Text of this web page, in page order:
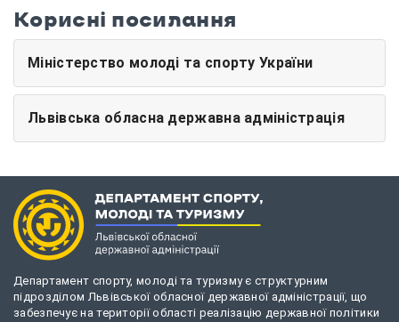
Корисні посилання
Міністерство молоді та спорту України
Львівська обласна державна адміністрація
Департамент спорту, молоді та туризму є структурним
підрозділом Львівської обласної державної адміністрації, що
забезпечує на території області реалізацію державної політики